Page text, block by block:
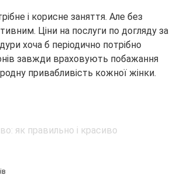
і корисне заняття. Але без
Ціни на послуги по догляду за
хоча б періодично потрібно
завжди враховують побажання
привабливість кожної жінки.